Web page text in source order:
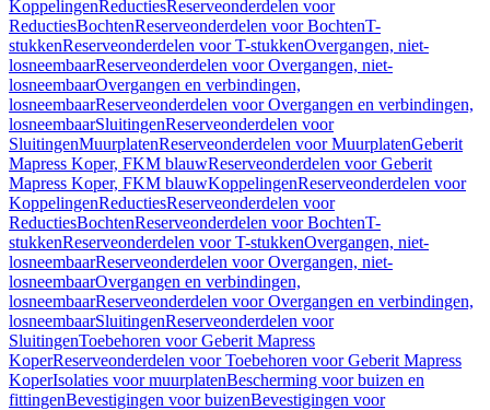
KoppelingenReductiesReserveonderdelen voor
ReductiesBochtenReserveonderdelen voor BochtenT-
stukkenReserveonderdelen voor T-stukkenOvergangen, niet-
losneembaarReserveonderdelen voor Overgangen, niet-
losneembaarOvergangen en verbindingen,
losneembaarReserveonderdelen voor Overgangen en verbindingen,
losneembaarSluitingenReserveonderdelen voor
SluitingenMuurplatenReserveonderdelen voor MuurplatenGeberit
Mapress Koper, FKM blauwReserveonderdelen voor Geberit
Mapress Koper, FKM blauwKoppelingenReserveonderdelen voor
KoppelingenReductiesReserveonderdelen voor
ReductiesBochtenReserveonderdelen voor BochtenT-
stukkenReserveonderdelen voor T-stukkenOvergangen, niet-
losneembaarReserveonderdelen voor Overgangen, niet-
losneembaarOvergangen en verbindingen,
losneembaarReserveonderdelen voor Overgangen en verbindingen,
losneembaarSluitingenReserveonderdelen voor
SluitingenToebehoren voor Geberit Mapress
KoperReserveonderdelen voor Toebehoren voor Geberit Mapress
KoperIsolaties voor muurplatenBescherming voor buizen en
fittingenBevestigingen voor buizenBevestigingen voor